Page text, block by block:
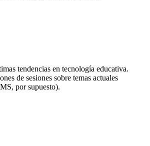
tendencias en tecnología educativa.
de sesiones sobre temas actuales
por supuesto).